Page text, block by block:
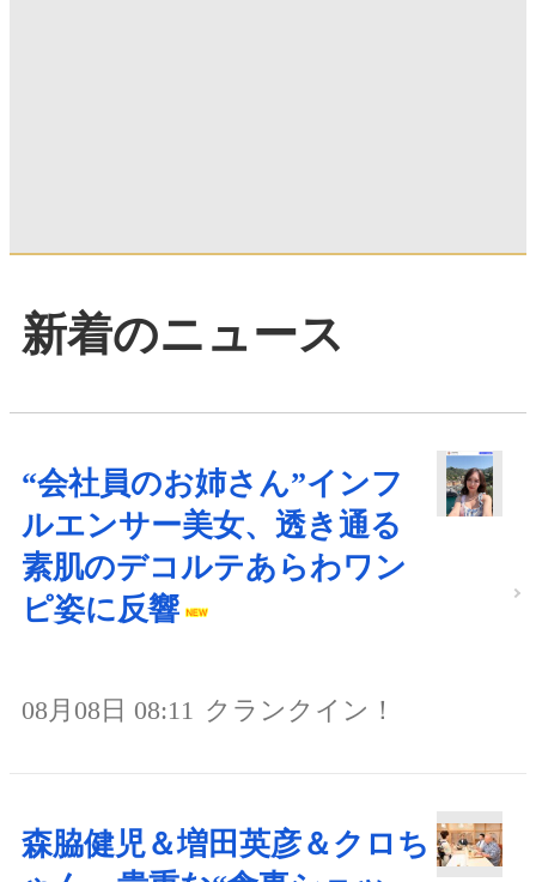
新着のニュース
“会社員のお姉さん”インフ
ルエンサー美女、透き通る
素肌のデコルテあらわワン
ピ姿に反響
08月08日 08:11 クランクイン！
森脇健児＆増田英彦＆クロち